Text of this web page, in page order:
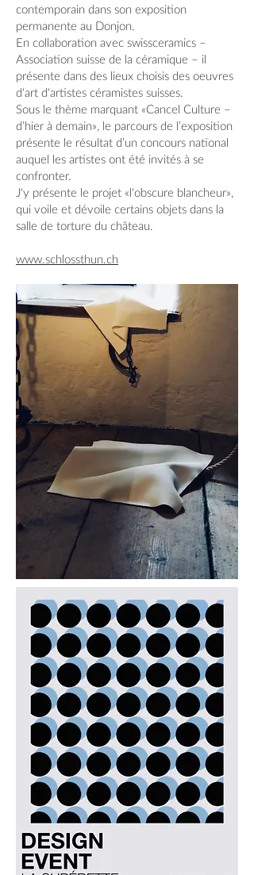
contemporain dans son exposition
permanente au Donjon.
En collaboration avec swissceramics –
Association suisse de la céramique – il
présente dans des lieux choisis des oeuvres
d‘art d‘artistes céramistes suisses.
Sous le thème marquant «Cancel Culture –
d’hier à demain», le parcours de l’exposition
présente le résultat d’un concours national
auquel les artistes ont été invités à se
confronter.
J'y présente le projet «l'obscure blancheur»,
qui voile et dévoile certains objets dans la
salle de torture du château.
www.schlossthun.ch